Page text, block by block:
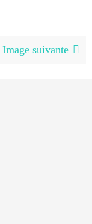
Image suivante